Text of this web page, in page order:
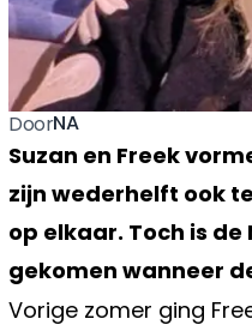
DoorNA
Suzan en Freek
zijn wederhelft ook
op elkaar. Toch is
gekomen wanneer
Vorige zomer ging